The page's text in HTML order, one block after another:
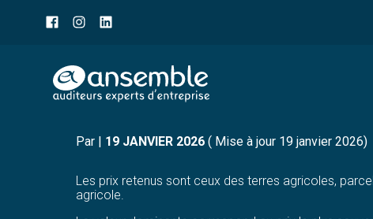
header
Aller
au
VALEUR VÉNALE DES
Par | 19 JANVIER 2026( Mise à jour 19 janvier 2026)
Les prix retenus sont ceux des terres agricoles,
agricole.